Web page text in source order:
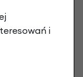
wybranemu
na
do
i